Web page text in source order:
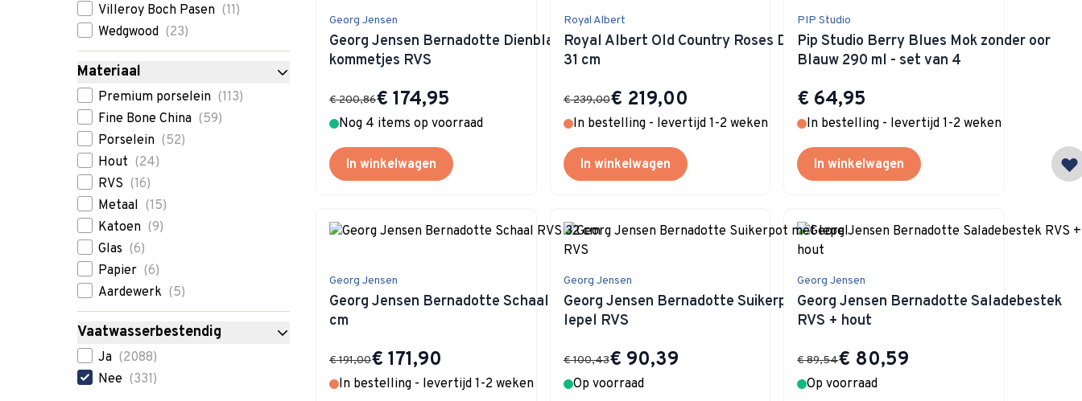
Villeroy Boch Pasen (11)
Wedgwood (23)
Materiaal
filterPremium porselein (113)
Fine Bone China (59)
Porselein (52)
Hout (24)
RVS (16)
Metaal (15)
Katoen (9)
Glas (6)
Papier (6)
Aardewerk (5)
Vaatwasserbestendig
filter
Ja (2088)
Nee (331)
Georg Jensen
Georg Jensen Bernadotte Dienblad met drie
kommetjes RVS
Special Price
€ 174,95
€ 200,86
Nog 4 items op voorraad
In winkelwagen
Royal Albert
Royal Albert Old Country Roses Dekschaal
31 cm
Special Price
€ 219,00
€ 239,00
In bestelling - levertijd 1-2 weken
In winkelwagen
PIP Studio
Pip Studio Berry Blues Mok zonder oor
Blauw 290 ml - set van 4
€ 64,95
In bestelling - levertijd 1-2 weken
In winkelwagen
Georg Jensen
Georg Jensen Bernadotte Schaal RVS 32
cm
Special Price
€ 171,90
€ 191,00
In bestelling - levertijd 1-2 weken
Georg Jensen
Georg Jensen Bernadotte Suikerpot met
lepel RVS
Special Price
€ 90,39
€ 100,43
Op voorraad
Georg Jensen
Georg Jensen Bernadotte Saladebestek
RVS + hout
Special Price
€ 80,59
€ 89,54
Op voorraad